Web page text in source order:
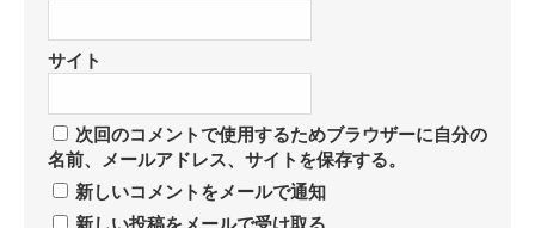
サイト
次回のコメントで使用するためブラウザーに自分の
名前、メールアドレス、サイトを保存する。
新しいコメントをメールで通知
新しい投稿をメールで受け取る